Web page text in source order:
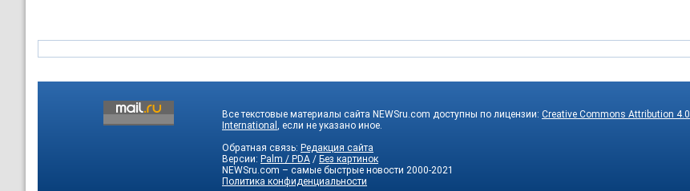
Все текстовые материалы сайта NEWSru.com доступны по лицензии: Creative Commons Attribution 4.0
International
, если не указано иное.
Обратная связь: Редакция сайта
Версии: Palm / PDA / Без картинок
NEWSru.com – самые быстрые новости 2000-2021
Политика конфиденциальности